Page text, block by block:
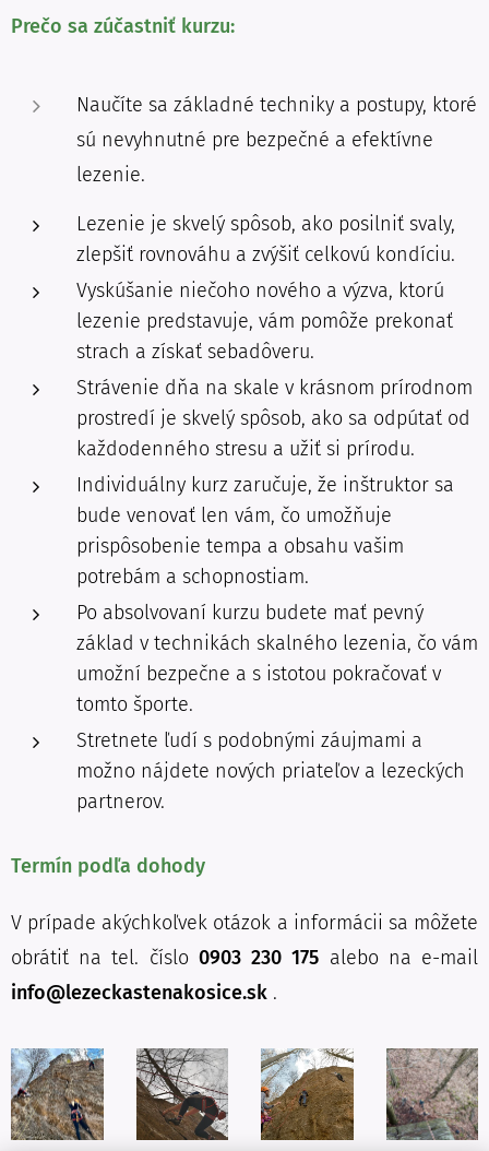
Prečo sa zúčastniť kurzu:
Naučíte sa základné techniky a postupy, ktoré
sú nevyhnutné pre bezpečné a efektívne
lezenie.
Lezenie je skvelý spôsob, ako posilniť svaly,
zlepšiť rovnováhu a zvýšiť celkovú kondíciu.
Vyskúšanie niečoho nového a výzva, ktorú
lezenie predstavuje, vám pomôže prekonať
strach a získať sebadôveru.
Strávenie dňa na skale v krásnom prírodnom
prostredí je skvelý spôsob, ako sa odpútať od
každodenného stresu a užiť si prírodu.
Individuálny kurz zaručuje, že inštruktor sa
bude venovať len vám, čo umožňuje
prispôsobenie tempa a obsahu vašim
potrebám a schopnostiam.
Po absolvovaní kurzu budete mať pevný
základ v technikách skalného lezenia, čo vám
umožní bezpečne a s istotou pokračovať v
tomto športe.
Stretnete ľudí s podobnými záujmami a
možno nájdete nových priateľov a lezeckých
partnerov.
Termín podľa dohody
V prípade akýchkoľvek otázok a informácii sa môžete
obrátiť na tel. číslo 0903 230 175 alebo na e-mail
info@lezeckastenakosice.sk .